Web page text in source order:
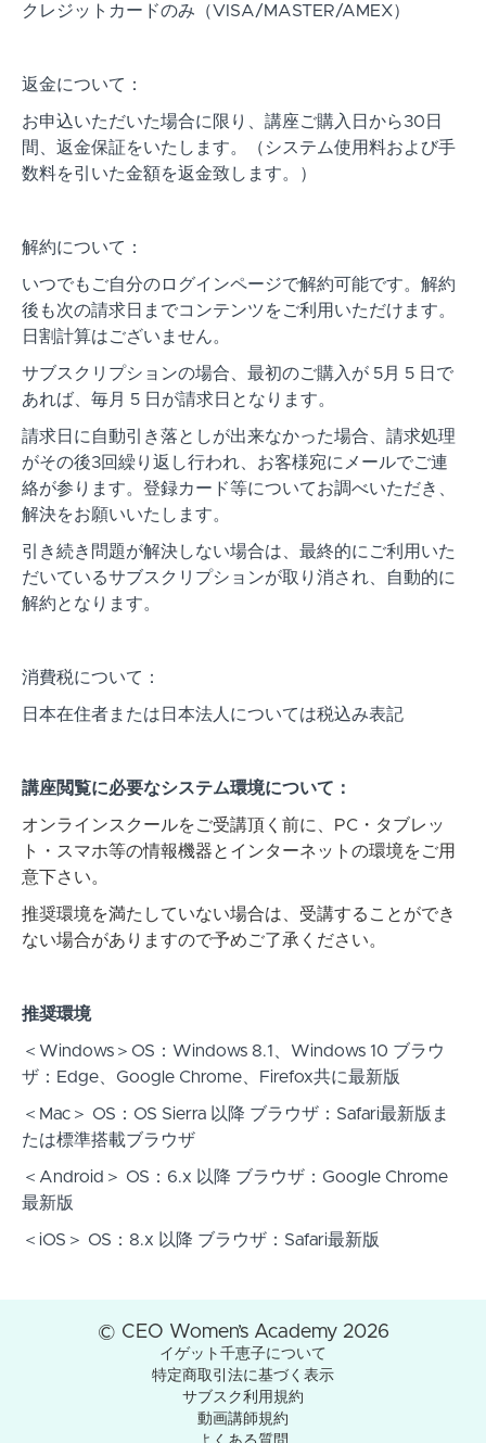
クレジットカードのみ（VISA/MASTER/AMEX）
返金について：
お申込いただいた場合に限り、講座ご購入日から30日
間、返金保証をいたします。（システム使用料および手
数料を引いた金額を返金致します。）
解約について：
いつでもご自分のログインページで解約可能です。解約
後も次の請求日までコンテンツをご利用いただけます。
日割計算はございません。
サブスクリプションの場合、最初のご購入が 5月 5 日で
あれば、毎月 5 日が請求日となります。
請求日に自動引き落としが出来なかった場合、請求処理
がその後3回繰り返し行われ、お客様宛にメールでご連
絡が参ります。登録カード等についてお調べいただき、
解決をお願いいたします。
引き続き問題が解決しない場合は、最終的にご利用いた
だいているサブスクリプションが取り消され、自動的に
解約となります。
消費税について：
日本在住者または日本法人については税込み表記
講座閲覧に必要なシステム環境について：
オンラインスクールをご受講頂く前に、PC・タブレッ
ト・スマホ等の情報機器とインターネットの環境をご用
意下さい。
推奨環境を満たしていない場合は、受講することができ
ない場合がありますので予めご了承ください。
推奨環境
＜Windows＞OS：Windows 8.1、Windows 10 ブラウ
ザ：Edge、Google Chrome、Firefox共に最新版
＜Mac＞ OS：OS Sierra 以降 ブラウザ：Safari最新版ま
たは標準搭載ブラウザ
＜Android＞ OS：6.x 以降 ブラウザ：Google Chrome
最新版
＜iOS＞ OS：8.x 以降 ブラウザ：Safari最新版
© CEO Women’s Academy 2026
イゲット千恵子について
特定商取引法に基づく表示
サブスク利用規約
動画講師規約